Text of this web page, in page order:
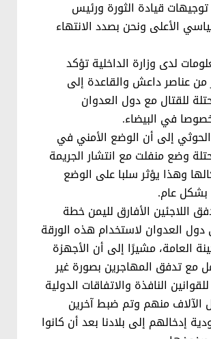
قيادة الثورة ورئيس
الأعلى ونحن بصدد الانتهاء
لدى وزارة الداخلية تؤكد
من عناصر داعش والقاعدة إلى
للقتال مع دول العدوان
في البيضاء.
إلى أن الوضع الأمني في
وضع منفلت مع انتشار الجريمة
وهذا يؤثر سلبا على الوضع
بشكل عام.
اللاجئين الأفارق لليمن خطة
العدوان لاستخدام هذه الورقة
العامة، مشيرًا إلى أن الأجهزة
مع تدفق المهاجرين بصورة غير
النافذة والاتفاقات الدولية
الآلاف منهم وتم ضبط آخرين
إدخالهم إلى بلادنا بعد أن كانوا